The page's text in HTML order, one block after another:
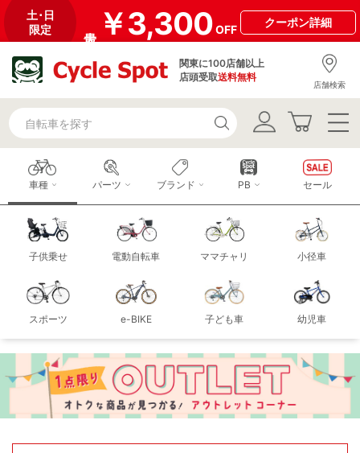
土･日
限定
￥3,300OFF
クーポン詳細
関東に100店舗以上
店頭受取送料無料
店舗検索
車種
子供乗せ 電動自転車 ママチャリ 小径車
スポーツ e-BIKE 子ども車 幼児車
パーツ ブランド PB セール